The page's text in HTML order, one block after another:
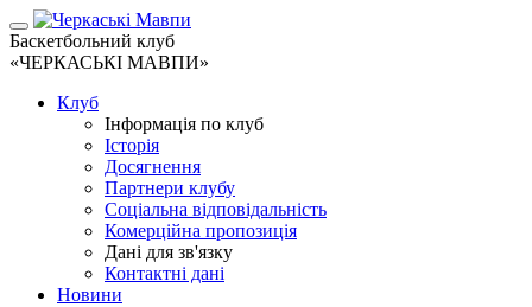
Баскетбольний клуб
«ЧЕРКАСЬКІ МАВПИ»
Клуб
Інформація по клуб
Історія
Досягнення
Партнери клубу
Соціальна відповідальність
Комерційна пропозиція
Дані для зв'язку
Контактні дані
Новини